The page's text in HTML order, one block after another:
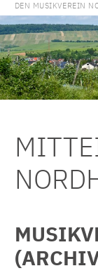
DEN MUSIKVEREIN